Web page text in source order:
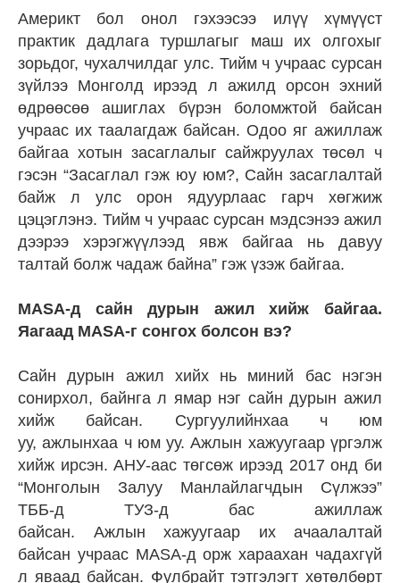
Америкт бол онол гэхээсээ илүү хүмүүст
практик дадлага туршлагыг маш их олгохыг
зорьдог, чухалчилдаг улс. Тийм ч учраас сурсан
зүйлээ Монголд ирээд л ажилд орсон эхний
өдрөөсөө ашиглах бүрэн боломжтой байсан
учраас их таалагдаж байсан. Одоо яг ажиллаж
байгаа хотын засаглалыг сайжруулах төсөл ч
гэсэн “Засаглал гэж юу юм?, Сайн засаглалтай
байж л улс орон ядуурлаас гарч хөгжиж
цэцэглэнэ. Тийм ч учраас сурсан мэдсэнээ ажил
дээрээ хэрэгжүүлээд явж байгаа нь давуу
талтай болж чадаж байна” гэж үзэж байгаа.
MASA-д сайн дурын ажил хийж байгаа.
Яагаад MASA-г сонгох болсон вэ?
Сайн дурын ажил хийх нь миний бас нэгэн
сонирхол, байнга л ямар нэг сайн дурын ажил
хийж байсан. Сургуулийнхаа ч юм
уу, ажлынхаа ч юм уу. Ажлын хажуугаар үргэлж
хийж ирсэн. АНУ-аас төгсөж ирээд 2017 онд би
“Монголын Залуу Манлайлагчдын Сүлжээ”
ТББ-д ТУЗ-д бас ажиллаж
байсан. Ажлын хажуугаар их ачаалалтай
байсан учраас MASA-д орж хараахан чадахгүй
л яваад байсан. Фулбрайт тэтгэлэгт хөтөлбөрт